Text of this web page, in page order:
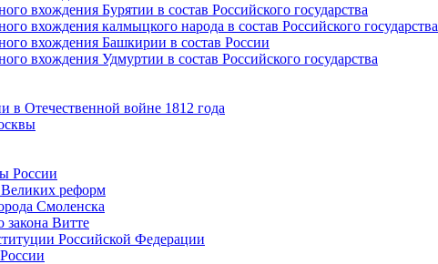
вхождения Бурятии в состав Российского государства
вхождения калмыцкого народа в состав Российского государства
вхождения Башкирии в состав России
вхождения Удмуртии в состав Российского государства
в Отечественной войне 1812 года
России
Великих реформ
Смоленска
закона Витте
Российской Федерации